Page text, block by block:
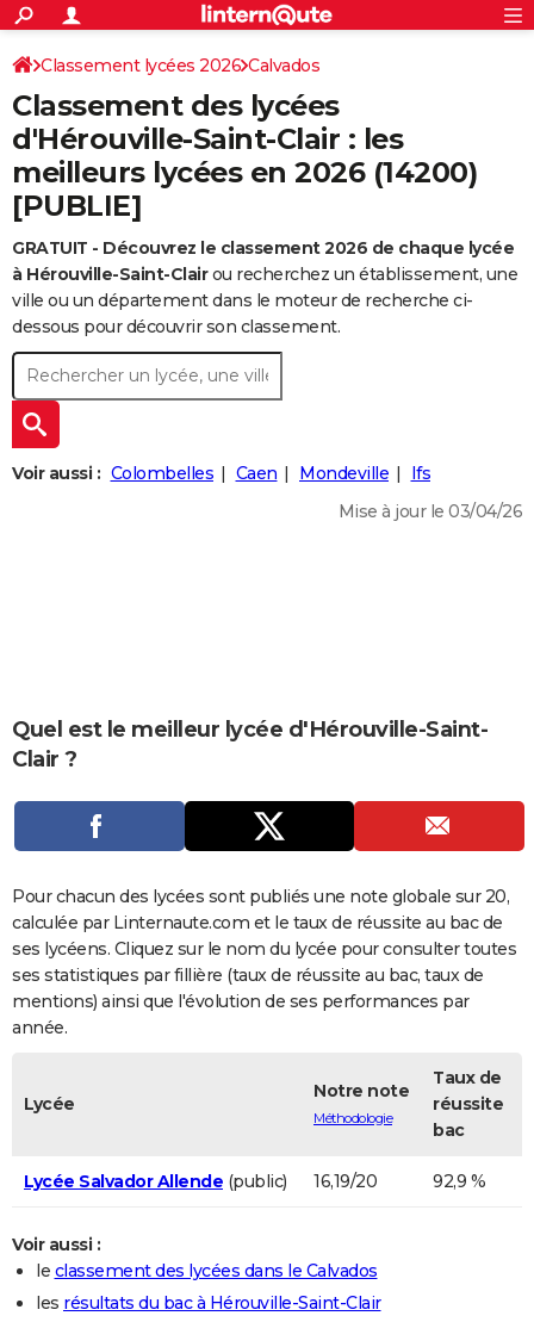
ACTUALITÉS
Politique
Société
Faits Divers
Education
Monde
Villes
+
SPORT
Coupe du monde 2026
Football
Tennis
Cyclisme
Rugby
Forum
CULTURE
Programme TV
TNT
Streaming
Cinéma
Sorties cinéma
Musique
+
FINANCE
Retraite
Impôts
Epargne
Immobilier
Risques naturels par ville
Banque
Assurance
Crédit
AUTO
Essais
Réserver un essai
Citadines
Berlines
SUV
Forum auto
+HIGH-TECH
Meilleur smartphone
Guide high-tech
BRICOLAGE
Aménagement intérieur
Cuisine
Jardinage
+ WEEK-END
Guides de France
Escapades
Patrimoine
Expositions
Musées
Week-end nature
+
LIFESTYLE
SANTE
Carte de Noël
Carte Bonne année
Carte Saint-Valentin
Carte Pâques
Carte d'anniversaire
DICTIONNAIRE
Dictionnaire
Biographies
Citations
Expressions
Proverbes
PROGRAMME TV
COPAINS D'AVANT
S'inscrire
Se connecter
Lycées
Collèges
Primaires
Universités
Entreprises
Service militaire
Avis de recherche
AVIS DE DÉCÈS
FORUM
Bricolage
Lifestyle
Culture
Television
Voyage
Cinema
S'inscrire
Connexion
Classement lycées 2026 Calvados
Classement des lycées
d'Hérouville-Saint-Clair : les
meilleurs lycées en 2026 (14200)
[PUBLIE]
GRATUIT - Découvrez le classement 2026 de chaque lycée
à Hérouville-Saint-Clairou recherchez un établissement, une
ville ou un département dans le moteur de recherche ci-
dessous pour découvrir son classement.
Voir aussi : Colombelles Caen Mondeville
Ifs
Mise à jour le 03/04/26
Quel est le meilleur lycée d'Hérouville-Saint-
Clair ?
Pour chacun des lycées sont publiés une note globale sur 20,
calculée par Linternaute.com et le taux de réussite au bac de
ses lycéens. Cliquez sur le nom du lycée pour consulter toutes
ses statistiques par fillière (taux de réussite au bac, taux de
mentions) ainsi que l'évolution de ses performances par
année.
Lycée
Notre note
Méthodologie
Taux de
réussite
bac
Lycée Salvador Allende (public) 16,19/20 92,9 %
Voir aussi :
le classement des lycées dans le Calvados
les résultats du bac à Hérouville-Saint-Clair